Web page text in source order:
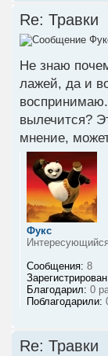
Re: Травки
Не знаю
лажей, да и
вылечится?
мнение,
Фукс
Интересующийся
Сообщения: 8
Благодарил: 0
Поблагодарили:
Re: Травки